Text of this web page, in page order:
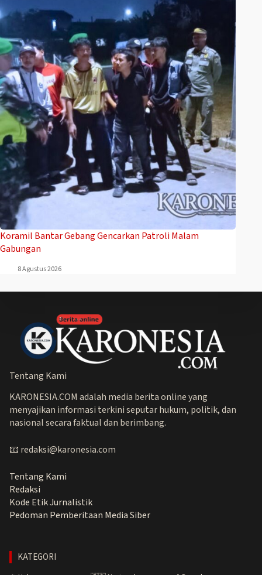
Koramil Bantar Gebang Gencarkan Patroli Malam
Gabungan
8 Agustus 2026
Tentang Kami
KARONESIA.COM adalah media berita online yang
menyajikan informasi terkini seputar hukum, politik, dan
nasional secara faktual dan berimbang.
📧 redaksi@karonesia.com
Tentang Kami
Redaksi
Kode Etik Jurnalistik
Pedoman Pemberitaan Media Siber
KATEGORI